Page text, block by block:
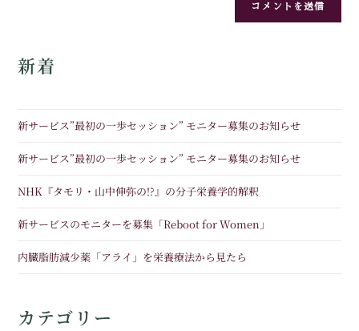
新着
新サービス”最初の一歩セッション” モニター募集のお知らせ
新サービス”最初の一歩セッション” モニター募集のお知らせ
NHK『タモリ・山中伸弥の!?』の分子栄養学的解釈
新サービスのモニターを募集「Reboot for Women」
内臓脂肪減少薬「アライ」を栄養療法から見たら
カテゴリー